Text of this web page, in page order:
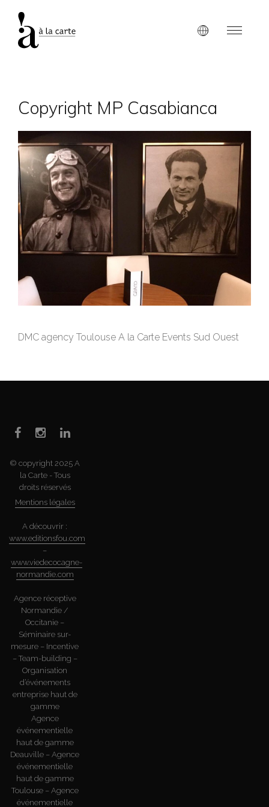
Copyright MP Casabianca
DMC agency Toulouse A la Carte Events Sud Ouest
© copyright 2025 A
la Carte - Tous
droits réservés
Mentions légales
A découvrir :
www.editionsfou.com
–
www.viedecocagne-
normandie.com
Agence réceptive
Normandie /
Occitanie –
Séminaire sur-
mesure – Incentive
– Team-building –
Organisation
d’événements
entreprise haut de
gamme
Agence
événementielle
haut de gamme
Deauville – Agence
événementielle
haut de gamme
Toulouse – Agence
événementielle